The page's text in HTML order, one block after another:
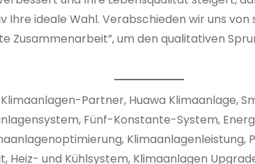
ideale Wahl. Verabschieden wir uns von
Zusammenarbeit”, um den qualitativen
Partner, Huawa Klimaanlage,
Fünf-Konstante-System,
Klimaanlagenleistung,
Heiz- und Kühlsystem, Klimaanlagen